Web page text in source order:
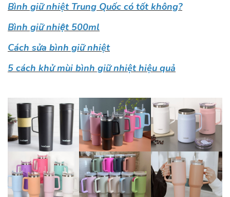
Bình giữ nhiệt Trung Quốc có tốt không?
Bình giữ nhiệt 500ml
Cách sửa bình giữ nhiệt
5 cách khử mùi bình giữ nhiệt hiệu quả